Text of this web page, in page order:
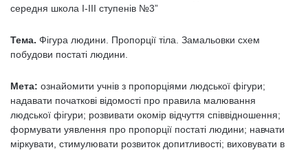
середня школа І-ІІІ ступенів №3”
Тема. Фігура людини. Пропорції тіла. Замальовки схем
побудови постаті людини.
Мета: ознайомити учнів з пропорціями людської фігури;
надавати початкові відомості про правила малювання
людської фігури; розвивати окомір відчуття співвідношення;
формувати уявлення про пропорції постаті людини; навчати
міркувати, стимулювати розвиток допитливості; виховувати в